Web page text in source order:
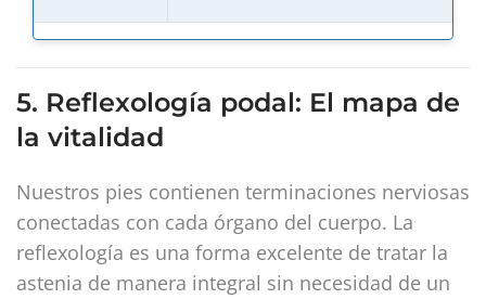
5. Reflexología podal: El mapa de
la vitalidad
Nuestros pies contienen terminaciones nerviosas
conectadas con cada órgano del cuerpo. La
reflexología es una forma excelente de tratar la
astenia de manera integral sin necesidad de un